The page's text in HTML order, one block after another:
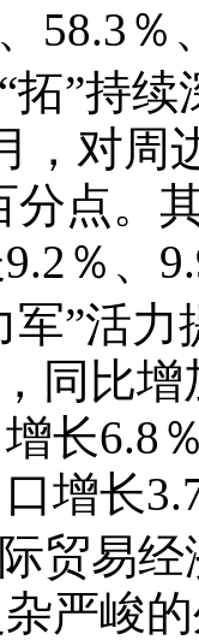
58.3％
”持续
，对周
分点。
％、
”活力
同比
长6.8
增长
贸易
严峻